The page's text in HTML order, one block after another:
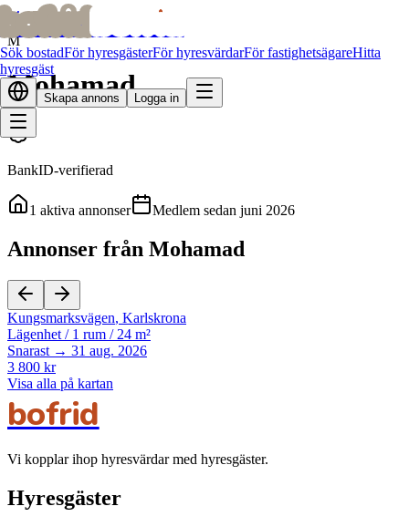
bofridbofrid
Sök bostadFör hyresgästerFör hyresvärdarFör fastighetsägareHitta
hyresgäst
Skapa annons Logga in
Alla hyresvärdar
M
Mohamad
BankID-verifierad
1 aktiva annonser Medlem sedan juni 2026
Annonser från Mohamad
Kungsmarksvägen, Karlskrona
Lägenhet / 1 rum / 24 m²
Snarast → 31 aug. 2026
3 800 kr
Visa alla på kartan
bofrid
Vi kopplar ihop hyresvärdar med hyresgäster.
Hyresgäster